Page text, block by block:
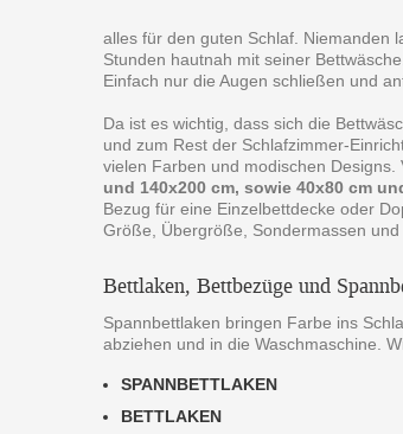
alles für den guten Schlaf. Niemanden
Stunden hautnah mit seiner
Einfach nur die Augen schließen und
Da ist es wichtig, dass sich die
und zum Rest der Schlafzimmer-
vielen Farben und modischen
und 140x200 cm, sowie 40x80 cm
Bezug für eine Einzelbettdecke oder
Größe, Übergröße, Sondermassen
Bettlaken, Bettbezüge und
Spannbettlaken bringen Farbe ins
abziehen und in die Waschmaschine.
SPANNBETTLAKEN
BETTLAKEN